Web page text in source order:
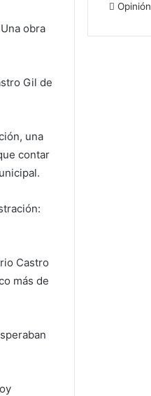
obra
Gil de
una
contar
Castro
más de
Opinión